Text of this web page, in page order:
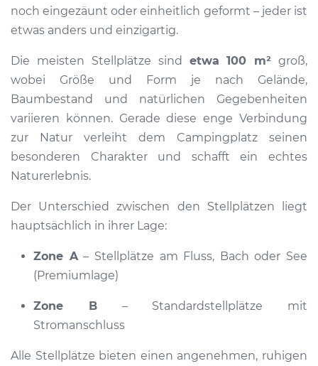
noch eingezäunt oder einheitlich geformt – jeder ist
etwas anders und einzigartig.
Die meisten Stellplätze sind etwa 100 m² groß,
wobei Größe und Form je nach Gelände,
Baumbestand und natürlichen Gegebenheiten
variieren können. Gerade diese enge Verbindung
zur Natur verleiht dem Campingplatz seinen
besonderen Charakter und schafft ein echtes
Naturerlebnis.
Der Unterschied zwischen den Stellplätzen liegt
hauptsächlich in ihrer Lage:
Zone A– Stellplätze am Fluss, Bach oder See
(Premiumlage)
Zone B– Standardstellplätze mit
Stromanschluss
Alle Stellplätze bieten einen angenehmen, ruhigen